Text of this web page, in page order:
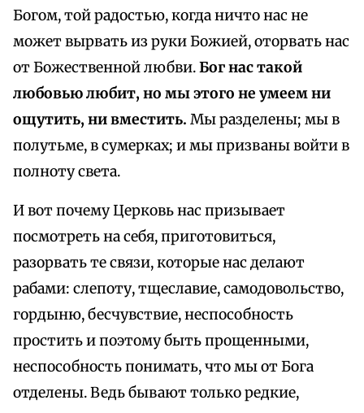
Богом, той радостью, когда ничто нас не
может вырвать из руки Божией, оторвать нас
от Божественной любви.Бог нас такой
любовью любит, но мы этого не умеем ни
ощутить, ни вместить. Мы разделены; мы в
полутьме, в сумерках; и мы призваны войти в
полноту света.
И вот почему Церковь нас призывает
посмотреть на себя, приготовиться,
разорвать те связи, которые нас делают
рабами: слепоту, тщеславие, самодовольство,
гордыню, бесчувствие, неспособность
простить и поэтому быть прощенными,
неспособность понимать, что мы от Бога
отделены. Ведь бывают только редкие,